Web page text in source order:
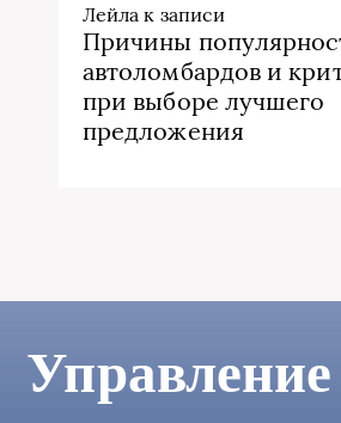
Лейла к записи
Причины
автоломбардов и
при выборе лучшего
предложения